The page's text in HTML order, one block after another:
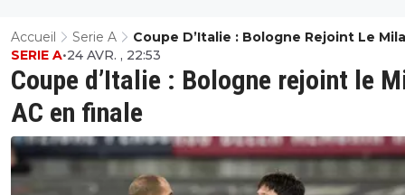
Accueil Serie A
Coupe D’Italie : Bologne Rejoint Le
En Finale
Coupe d’Italie : Bologne rejoint le
AC en finale
SERIE A•24 AVR. , 22:53